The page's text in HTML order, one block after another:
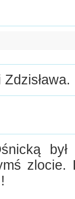
zlocie.